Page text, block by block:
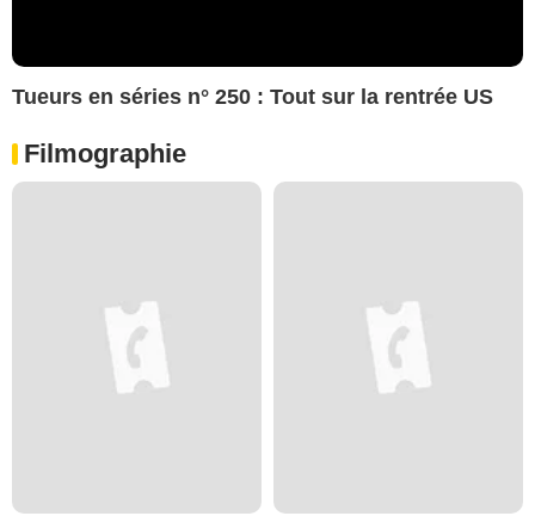
Tueurs en séries n° 250 : Tout sur la rentrée US
Filmographie